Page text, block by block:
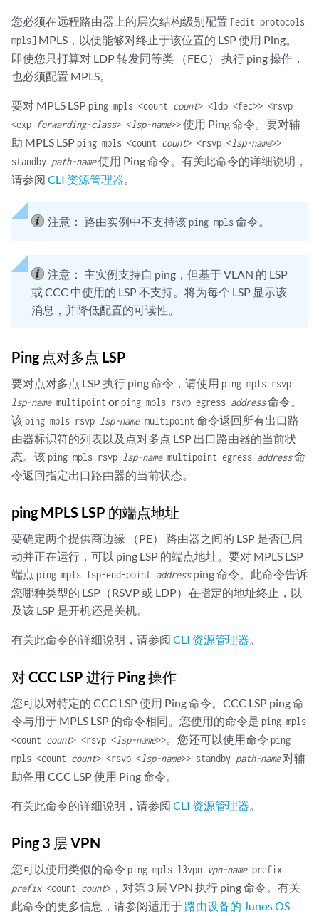
您必须在远程路由器上的层次结构级别配置 [edit protocols
mpls] MPLS，以便能够对终止于该位置的 LSP 使用 Ping。
即使您只打算对 LDP 转发同等类 （FEC） 执行 ping 操作，
也必须配置 MPLS。
要对 MPLS LSPping mpls <count count> <ldp <fec>> <rsvp
<exp forwarding-class> <lsp-name>>使用 Ping 命令。要对辅
助 MPLS LSPping mpls <count count> <rsvp <lsp-name>>
standby path-name使用 Ping 命令。有关此命令的详细说明，
请参阅 CLI 资源管理器。
注意： 路由实例中不支持该ping mpls命令。
注意： 主实例支持自 ping，但基于 VLAN 的 LSP
或 CCC 中使用的 LSP 不支持。将为每个 LSP 显示该
消息，并降低配置的可读性。
Ping 点对多点 LSP
要对点对多点 LSP 执行 ping 命令，请使用 ping mpls rsvp
lsp-namemultipointorping mpls rsvp egress address命令。
该ping mpls rsvp lsp-namemultipoint命令返回所有出口路
由器标识符的列表以及点对多点 LSP 出口路由器的当前状
态。该ping mpls rsvp lsp-namemultipoint egress address命
令返回指定出口路由器的当前状态。
ping MPLS LSP 的端点地址
要确定两个提供商边缘 （PE） 路由器之间的 LSP 是否已启
动并正在运行，可以 ping LSP 的端点地址。要对 MPLS LSP
端点 ping mpls lsp-end-point addressping 命令。此命令告诉
您哪种类型的 LSP（RSVP 或 LDP）在指定的地址终止，以
及该 LSP 是开机还是关机。
有关此命令的详细说明，请参阅 CLI 资源管理器。
对 CCC LSP 进行 Ping 操作
您可以对特定的 CCC LSP 使用 Ping 命令。CCC LSP ping 命
令与用于 MPLS LSP 的命令相同。您使用的命令是 ping mpls
<count count> <rsvp <lsp-name>>。您还可以使用命令 ping
mpls <count count> <rsvp <lsp-name>> standby path-name对辅
助备用 CCC LSP 使用 Ping 命令。
有关此命令的详细说明，请参阅 CLI 资源管理器。
Ping 3 层 VPN
您可以使用类似的命令 ping mpls l3vpn vpn-nameprefix
prefix<count count> ，对第 3 层 VPN 执行 ping 命令。有关
此命令的更多信息，请参阅适用于 路由设备的 Junos OS